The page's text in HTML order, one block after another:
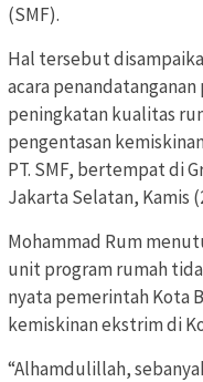
(SMF).
Hal tersebut
acara
peningkatan kualitas
pengentasan
PT. SMF, bertempat di
Jakarta Selatan, Kamis
Mohammad Rum
unit program rumah
nyata pemerintah Kota
kemiskinan ekstrim di
“Alhamdulillah,